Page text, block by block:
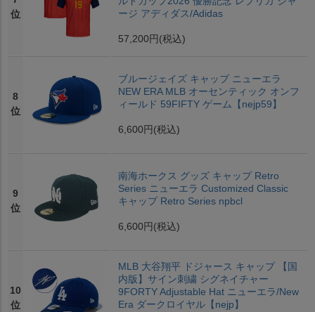
位
ージ アディダス/Adidas
57,200円 (税込)
8
位
ブルージェイズ キャップ ニューエラ
NEW ERA MLB オーセンティック オンフ
ィールド 59FIFTY ゲーム【nejp59】
6,600円 (税込)
9
位
南海ホークス グッズ キャップ Retro
Series ニューエラ Customized Classic
キャップ Retro Series npbcl
6,600円 (税込)
10
位
MLB 大谷翔平 ドジャース キャップ 【国
内版】サイン刺繍 シグネイチャー
9FORTY Adjustable Hat ニューエラ/New
Era ダークロイヤル【nejp】